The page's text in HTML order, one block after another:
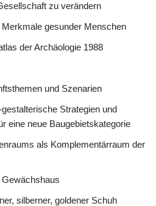
zu verändern
gesunder Menschen
der Archäologie 1988
und Szenarien
Strategien und
eine neue Baugebietskategorie
als Komplementärraum der
silberner, goldener Schuh